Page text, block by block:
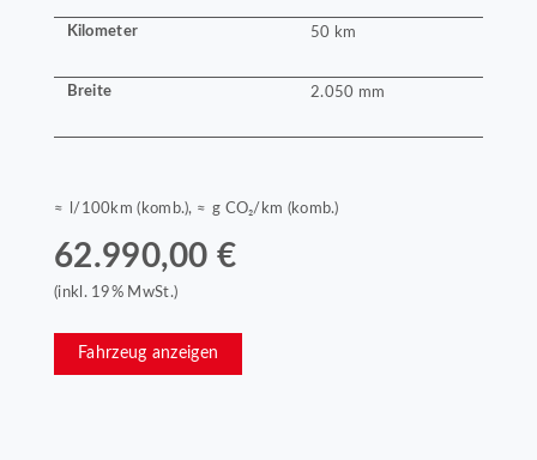
Kilometer 50 km
Breite 2.050 mm
≈ l/100km (komb.), ≈ g CO₂/km (komb.)
62.990,00 €
(inkl. 19% MwSt.)
Fahrzeug anzeigen